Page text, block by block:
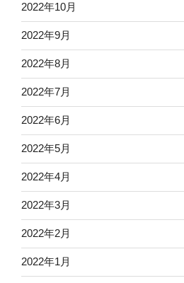
2022年10月
2022年9月
2022年8月
2022年7月
2022年6月
2022年5月
2022年4月
2022年3月
2022年2月
2022年1月